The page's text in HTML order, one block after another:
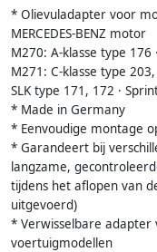
* Olievuladapter voor
MERCEDES-BENZ motor
M270: A-klasse type 176
M271: C-klasse type
SLK type 171, 172 ·
* Made in Germany
* Eenvoudige montage
* Garandeert bij
langzame,
tijdens het aflopen van
uitgevoerd)
* Verwisselbare adapter
voertuigmodellen